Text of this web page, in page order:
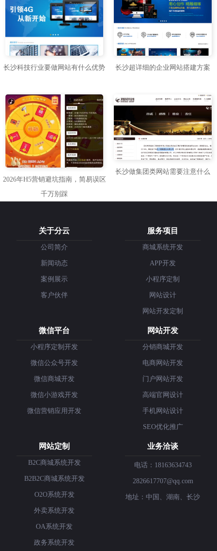
长沙科技行业要做网站有什么优势 长沙超详细的企业网站搭建方案
2026年H5营销避坑指南，简易误区
千万别踩
长沙做集团类网站需要注意什么
关于分云
公司简介
新闻动态
案例展示
客户伙伴
服务项目
商城系统开发
APP开发
小程序定制
网站设计
网站开发定制
微信平台
小程序定制开发
微信公众号开发
微信商城开发
微信小游戏开发
微信营销应用开发
网站开发
分销商城开发
电商网站开发
门户网站开发
高端官网设计
手机网站设计
SEO优化推广
网站定制
B2C商城系统开发
B2B2C商城系统开发
O2O系统开发
外卖系统开发
OA系统开发
政务系统开发
业务洽谈
电话：18163634743
2826617707@qq.com
地址：中国、湖南、长沙